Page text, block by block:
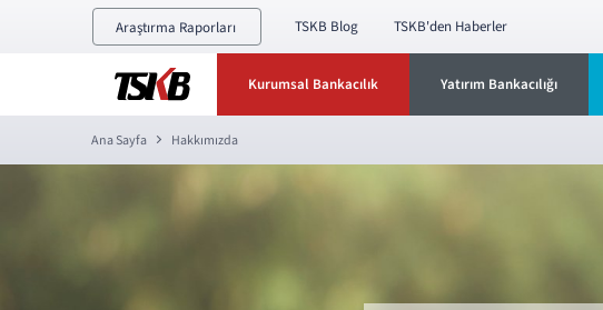
Araştırma Raporları TSKB Blog TSKB'den Haberler
Kurumsal Bankacılık Yatırım Bankacılığı
Ana Sayfa Hakkımızda